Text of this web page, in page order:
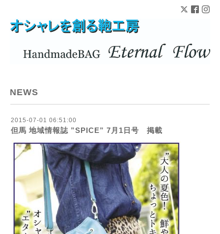
NEWS
2015-07-01 06:51:00
但馬 地域情報誌 ”SPICE” 7月1日号 掲載